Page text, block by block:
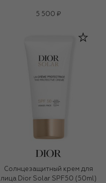
5 500 ₽
Солнцезащитный крем для
лица Dior Solar SPF50 (50ml)